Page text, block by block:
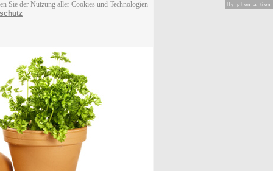
Sie der Nutzung aller Cookies und Technologien
Hy-phen-a-tion